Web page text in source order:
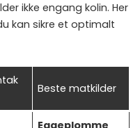
ikke engang kolin. Her
kan sikre et optimalt
Beste matkilder
Eggeplomme